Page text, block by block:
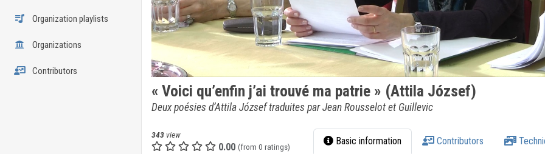
Organization playlists
Organizations
Contributors
« Voici qu’enfin j’ai trouvé ma patrie » (Attila József)
Deux poésies d’Attila József traduites par Jean Rousselot et Guillevic
343view
0.00 (from 0 ratings) Basic information Contributors